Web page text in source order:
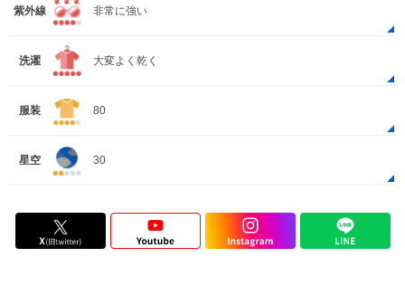
紫外線 非常に強い
洗濯 大変よく乾く
服装 80
星空 30